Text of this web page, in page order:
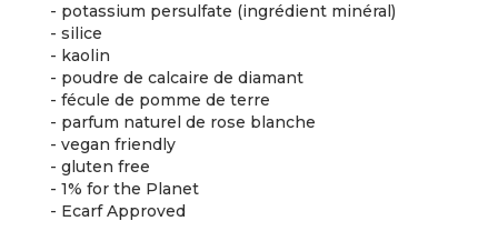
- potassium persulfate (ingrédient minéral)
- silice
- kaolin
- poudre de calcaire de diamant
- fécule de pomme de terre
- parfum naturel de rose blanche
- vegan friendly
- gluten free
- 1% for the Planet
- Ecarf Approved